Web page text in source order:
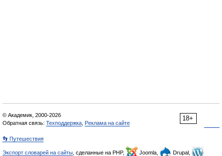
18+
© Академик, 2000-2026
Обратная связь: Техподдержка Реклама на сайте
👣 Путешествия
Экспорт словарей на сайты , сделанные на PHP, Joomla,
Drupal,